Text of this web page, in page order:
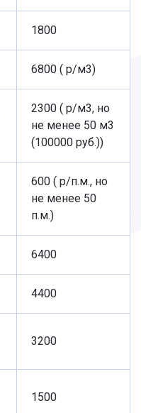
1800
6800 ( р/м3)
2300 ( р/м3, но
не менее 50 м3
(100000 руб.))
600 ( р/п.м., но
не менее 50
п.м.)
6400
4400
3200
1500